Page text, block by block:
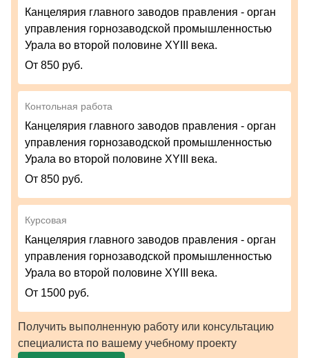
Канцелярия главного заводов правления - орган
управления горнозаводской промышленностью
Урала во второй половине XYIII века.
От 850 руб.
Контольная работа
Канцелярия главного заводов правления - орган
управления горнозаводской промышленностью
Урала во второй половине XYIII века.
От 850 руб.
Курсовая
Канцелярия главного заводов правления - орган
управления горнозаводской промышленностью
Урала во второй половине XYIII века.
От 1500 руб.
Получить выполненную работу или консультацию
специалиста по вашему учебному проекту